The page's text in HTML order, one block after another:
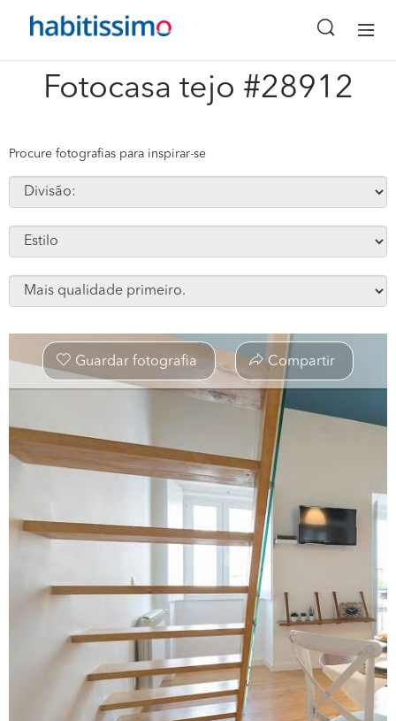
Fotocasa tejo #28912
x
Procure fotografias para inspirar-se
Guardar fotografia Compartir